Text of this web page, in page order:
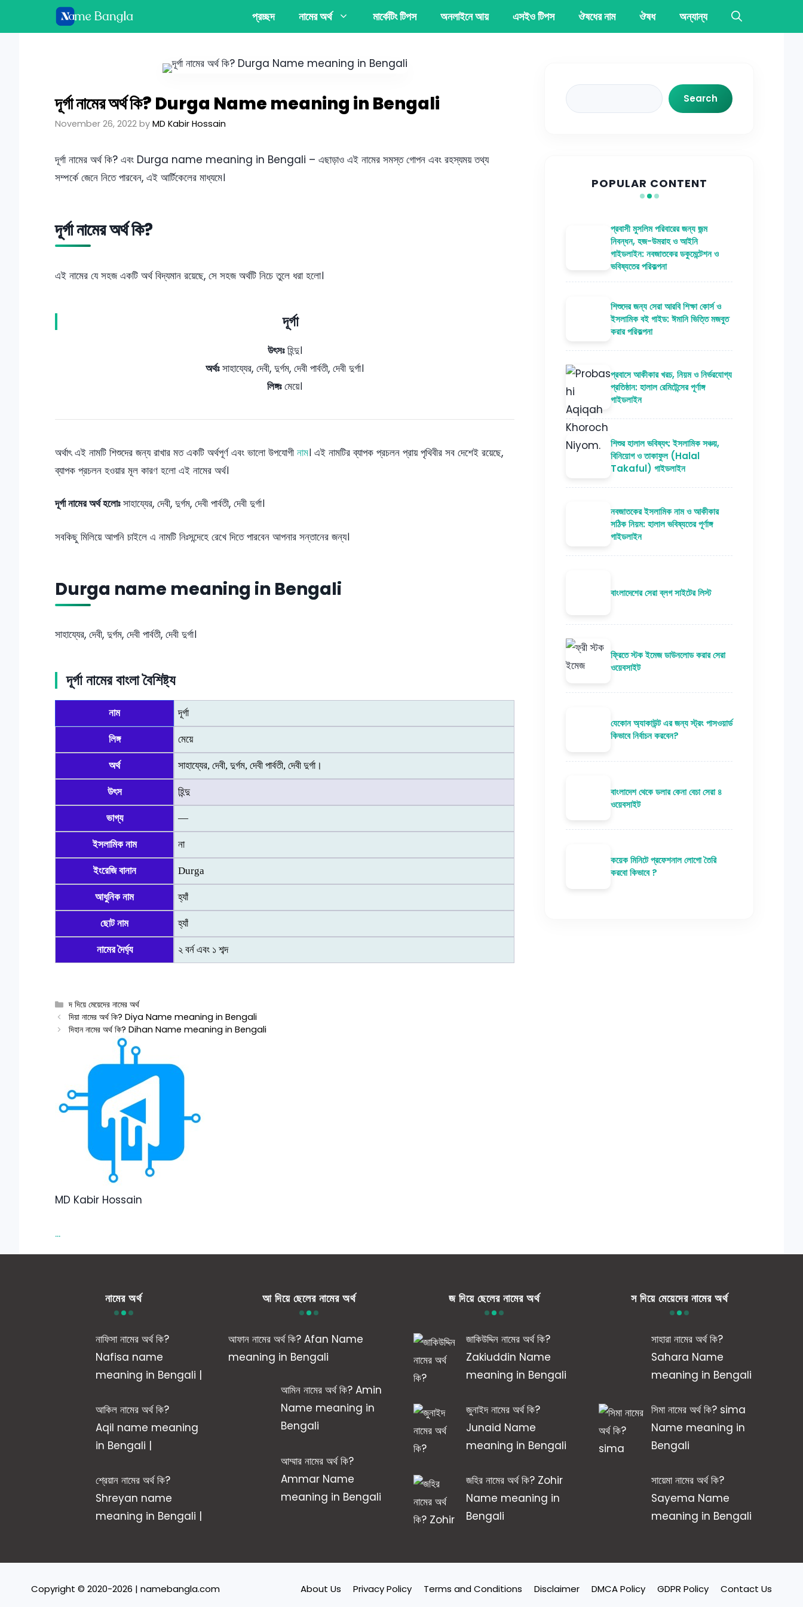
প্রচ্ছদ নামের অর্থ মার্কেটিং টিপস অনলাইনে আয় এসইও টিপস ঔষধের নাম ঔষধ অন্যান্য
দূর্গা নামের অর্থ কি? Durga Name meaning in Bengali
November 26, 2022 by MD Kabir Hossain
দূর্গা নামের অর্থ কি? এবং Durga name meaning in Bengali – এছাড়াও এই নামের সমস্ত গোপন এবং রহস্যময় তথ্য
সম্পর্কে জেনে নিতে পারবেন, এই আর্টিকেলের মাধ্যমে।
দূর্গা নামের অর্থ কি?
এই নামের যে সহজ একটি অর্থ বিদ্যমান রয়েছে, সে সহজ অর্থটি নিচে তুলে ধরা হলো।
দূর্গা
উৎসঃহিন্দু।
অর্থঃসাহায্যের, দেবী, দুর্গম, দেবী পার্বতী, দেবী দুর্গা।
লিঙ্গঃমেয়ে।
অর্থাৎ এই নামটি শিশুদের জন্য রাখার মত একটি অর্থপূর্ণ এবং ভালো উপযোগী নাম। এই নামটির ব্যাপক প্রচলন প্রায় পৃথিবীর সব দেশেই রয়েছে,
ব্যাপক প্রচলন হওয়ার মূল কারণ হলো এই নামের অর্থ।
দূর্গা নামের অর্থ হলোঃসাহায্যের, দেবী, দুর্গম, দেবী পার্বতী, দেবী দুর্গা।
সবকিছু মিলিয়ে আপনি চাইলে এ নামটি নিঃসন্দেহে রেখে দিতে পারবেন আপনার সন্তানের জন্য।
Durga name meaning in Bengali
সাহায্যের, দেবী, দুর্গম, দেবী পার্বতী, দেবী দুর্গা।
দূর্গা নামের বাংলা বৈশিষ্ট্য
নাম দূর্গা
লিঙ্গ মেয়ে
অর্থ সাহায্যের, দেবী, দুর্গম, দেবী পার্বতী, দেবী দুর্গা।
উৎস হিন্দু
ভাগ্য —
ইসলামিক নাম না
ইংরেজি বানান Durga
আধুনিক নাম হ্যাঁ
ছোট নাম হ্যাঁ
নামের দৈর্ঘ্য ২ বর্ন এবং ১ শব্দ
Categories
দ দিয়ে মেয়েদের নামের অর্থ
দিয়া নামের অর্থ কি? Diya Name meaning in Bengali
দিহান নামের অর্থ কি? Dihan Name meaning in Bengali
MD Kabir Hossain
...
Search
Search
POPULAR CONTENT
প্রবাসী মুসলিম পরিবারের জন্য জন্ম
নিবন্ধন, হজ-উমরাহ ও আইনি
গাইডলাইন: নবজাতকের ডকুমেন্টেশন ও
ভবিষ্যতের পরিকল্পনা
শিশুদের জন্য সেরা আরবি শিক্ষা কোর্স ও
ইসলামিক বই গাইড: ঈমানি ভিত্তি মজবুত
করার পরিকল্পনা
প্রবাসে আকীকার খরচ, নিয়ম ও নির্ভরযোগ্য
প্রতিষ্ঠান: হালাল রেমিটেন্সের পূর্ণাঙ্গ
গাইডলাইন
শিশুর হালাল ভবিষ্যৎ: ইসলামিক সঞ্চয়,
বিনিয়োগ ও তাকাফুল (Halal
Takaful) গাইডলাইন
নবজাতকের ইসলামিক নাম ও আকীকার
সঠিক নিয়ম: হালাল ভবিষ্যতের পূর্ণাঙ্গ
গাইডলাইন
বাংলাদেশের সেরা ব্লগ সাইটের লিস্ট
ফ্রিতে স্টক ইমেজ ডাউনলোড করার সেরা
ওয়েবসাইট
যেকোন অ্যাকাউন্ট এর জন্য স্ট্রং পাসওয়ার্ড
কিভাবে নির্বাচন করবেন?
বাংলাদেশ থেকে ডলার কেনা বেচা সেরা ৪
ওয়েবসাইট
কয়েক মিনিটে প্রফেশনাল লোগো তৈরি
করবো কিভাবে ?
নামের অর্থ
নাফিসা নামের অর্থ কি?
Nafisa name
meaning in Bengali |
আকিল নামের অর্থ কি?
Aqil name meaning
in Bengali |
শ্রেয়ান নামের অর্থ কি?
Shreyan name
meaning in Bengali |
আ দিয়ে ছেলের নামের অর্থ
আফান নামের অর্থ কি? Afan Name
meaning in Bengali
আমিন নামের অর্থ কি? Amin
Name meaning in
Bengali
আম্মার নামের অর্থ কি?
Ammar Name
meaning in Bengali
জ দিয়ে ছেলের নামের অর্থ
জাকিউদ্দিন নামের অর্থ কি?
Zakiuddin Name
meaning in Bengali
জুনাইদ নামের অর্থ কি?
Junaid Name
meaning in Bengali
জহির নামের অর্থ কি? Zohir
Name meaning in
Bengali
স দিয়ে মেয়েদের নামের অর্থ
সাহারা নামের অর্থ কি?
Sahara Name
meaning in Bengali
সিমা নামের অর্থ কি? sima
Name meaning in
Bengali
সায়েমা নামের অর্থ কি?
Sayema Name
meaning in Bengali
About Us Privacy Policy Terms and Conditions Disclaimer DMCA Policy GDPR Policy Contact Us
Copyright © 2020-2026 | namebangla.com